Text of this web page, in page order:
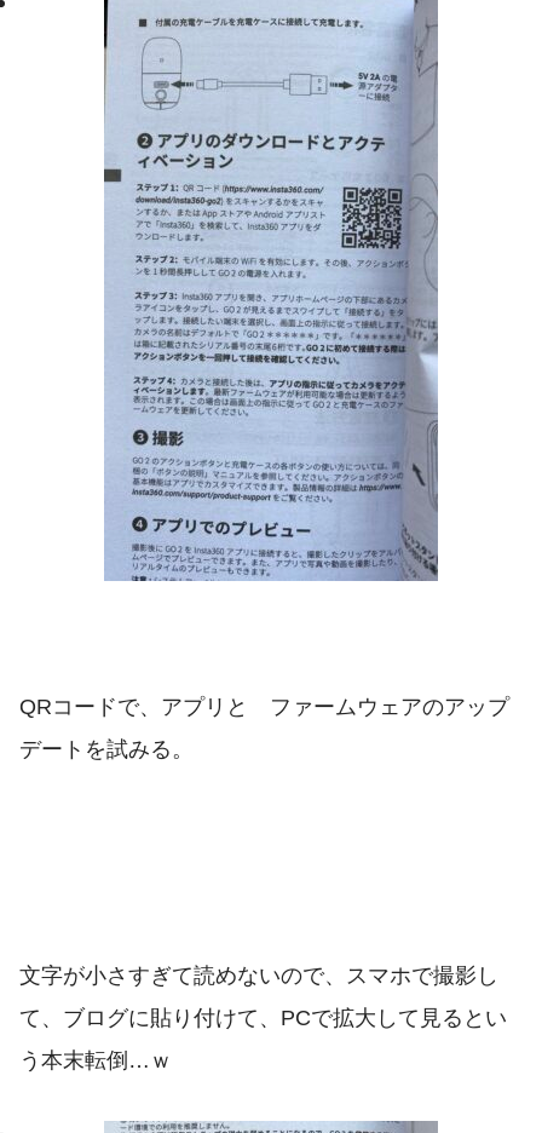
QRコードで、アプリと ファームウェアのアップ
デートを試みる。
文字が小さすぎて読めないので、スマホで撮影し
て、ブログに貼り付けて、PCで拡大して見るとい
う本末転倒…ｗ